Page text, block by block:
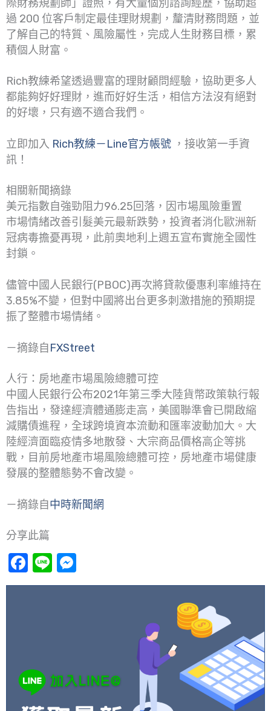
際財務規劃師」證照，有大量個別諮詢經歷，協助超
過 200 位客戶制定最佳理財規劃，釐清財務問題，並
了解自己的特質、風險屬性，完成人生財務目標，累
積個人財富。
Rich教練希望透過豐富的理財顧問經驗，協助更多人
都能夠好好理財，進而好好生活，相信方法沒有絕對
的好壞，只有適不適合我們。
立即加入 Rich教練－Line官方帳號 ，接收第一手資
訊！
相關新聞摘錄
美元指數自強勁阻力96.25回落，因市場風險重置
市場情緒改善引髮美元最新跌勢，投資者消化歐洲新
冠病毒擔憂再現，此前奧地利上週五宣布實施全國性
封鎖。
儘管中國人民銀行(PBOC)再次將貸款優惠利率維持在
3.85%不變，但對中國將出台更多刺激措施的預期提
振了整體市場情緒。
－摘錄自FXStreet
人行：房地產市場風險總體可控
中國人民銀行公布2021年第三季大陸貨幣政策執行報
告指出，發達經濟體通膨走高，美國聯準會已開啟縮
減購債進程，全球跨境資本流動和匯率波動加大。大
陸經濟面臨疫情多地散發、大宗商品價格高企等挑
戰，目前房地產市場風險總體可控，房地產市場健康
發展的整體態勢不會改變。
－摘錄自中時新聞網
分享此篇
Facebook
Line